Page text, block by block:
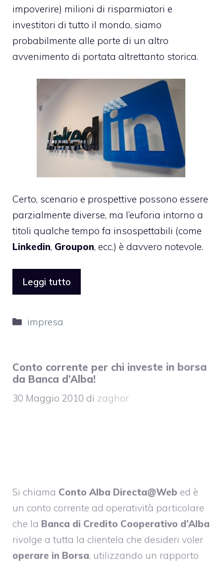
impoverire) milioni di risparmiatori e
investitori di tutto il mondo, siamo
probabilmente alle porte di un altro
avvenimento di portata altrettanto storica.
Certo, scenario e prospettive possono essere
parzialmente diverse, ma l’euforia intorno a
titoli qualche tempo fa insospettabili (come
Linkedin, Groupon, ecc.) è davvero notevole.
Leggi tutto
Categorie
impresa
Conto corrente per chi investe in borsa
da Banca d’Alba!
30 Maggio 2010 di zaghor
Si chiama Conto Alba Directa@Web ed è
un conto corrente ad operatività particolare
che la Banca di Credito Cooperativo d’Alba
rivolge a tutta la clientela che desideri voler
operare in Borsa , utilizzando un rapporto